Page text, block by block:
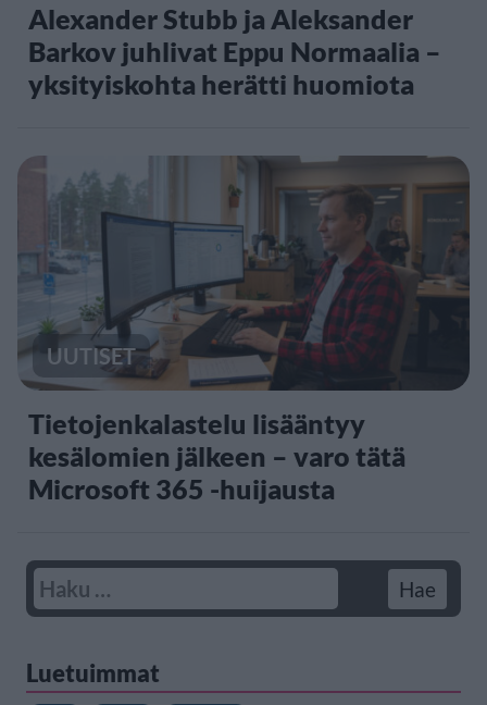
Alexander Stubb ja Aleksander
Barkov juhlivat Eppu Normaalia –
yksityiskohta herätti huomiota
UUTISET
Tietojenkalastelu lisääntyy
kesälomien jälkeen – varo tätä
Microsoft 365 -huijausta
Luetuimmat